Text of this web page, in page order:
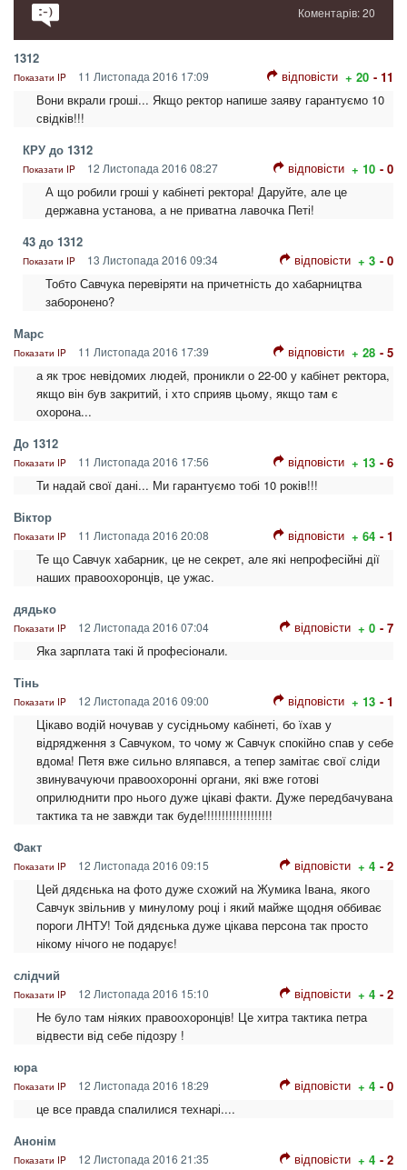
Коментарів: 20
1312
Показати IP 11 Листопада 2016 17:09 відповісти + 20 - 11
Вони вкрали гроші... Якщо ректор напише заяву гарантуємо 10
свідків!!!
КРУ до 1312
Показати IP 12 Листопада 2016 08:27 відповісти + 10 - 0
А що робили гроші у кабінеті ректора! Даруйте, але це
державна установа, а не приватна лавочка Петі!
43 до 1312
Показати IP 13 Листопада 2016 09:34 відповісти + 3 - 0
Тобто Савчука перевіряти на причетність до хабарництва
заборонено?
Марс
Показати IP 11 Листопада 2016 17:39 відповісти + 28 - 5
а як троє невідомих людей, проникли о 22-00 у кабінет ректора,
якщо він був закритий, і хто сприяв цьому, якщо там є
охорона...
До 1312
Показати IP 11 Листопада 2016 17:56 відповісти + 13 - 6
Ти надай свої дані... Ми гарантуємо тобі 10 років!!!
Віктор
Показати IP 11 Листопада 2016 20:08 відповісти + 64 - 1
Те що Савчук хабарник, це не секрет, але які непрофесійні дії
наших правоохоронців, це ужас.
дядько
Показати IP 12 Листопада 2016 07:04 відповісти + 0 - 7
Яка зарплата такі й професіонали.
Тінь
Показати IP 12 Листопада 2016 09:00 відповісти + 13 - 1
Цікаво водій ночував у сусідньому кабінеті, бо їхав у
відрядження з Савчуком, то чому ж Савчук спокійно спав у себе
вдома! Петя вже сильно вляпався, а тепер замітає свої сліди
звинувачуючи правоохоронні органи, які вже готові
оприлюднити про нього дуже цікаві факти. Дуже передбачувана
тактика та не завжди так буде!!!!!!!!!!!!!!!!!!!
Факт
Показати IP 12 Листопада 2016 09:15 відповісти + 4 - 2
Цей дядєнька на фото дуже схожий на Жумика Івана, якого
Савчук звільнив у минулому році і який майже щодня оббиває
пороги ЛНТУ! Той дядєнька дуже цікава персона так просто
нікому нічого не подарує!
слідчий
Показати IP 12 Листопада 2016 15:10 відповісти + 4 - 2
Не було там ніяких правоохоронців! Це хитра тактика петра
відвести від себе підозру !
юра
Показати IP 12 Листопада 2016 18:29 відповісти + 4 - 0
це все правда спалилися технарі....
Анонім
Показати IP 12 Листопада 2016 21:35 відповісти + 4 - 2